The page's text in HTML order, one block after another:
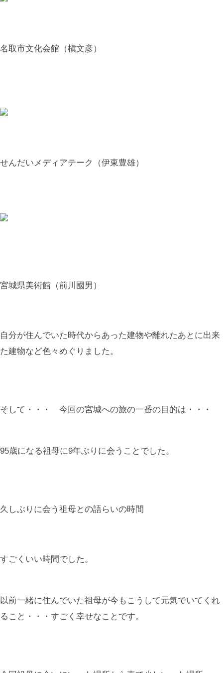
名取市文化会館（槇文彦）
せんだいメディアテーク（伊東豊雄）
宮城県美術館（前川國男）
自分が住んでいた時代からあった建物や離れたあとに出来
た建物など色々めぐりました。
そして・・・ 今回の宮城への旅の一番の目的は・・・
95歳になる祖母に9年ぶりに会うことでした。
久しぶりに会う祖母との語らいの時間
すごくいい時間でした。
以前一緒に住んでいた祖母が今もこうして元気でいてくれ
ること・・・すごく幸せなことです。